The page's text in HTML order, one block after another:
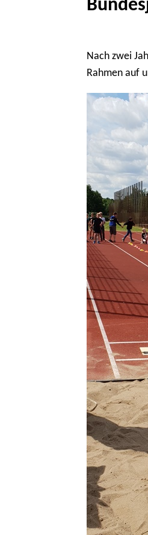
Nach zwei
Rahmen auf